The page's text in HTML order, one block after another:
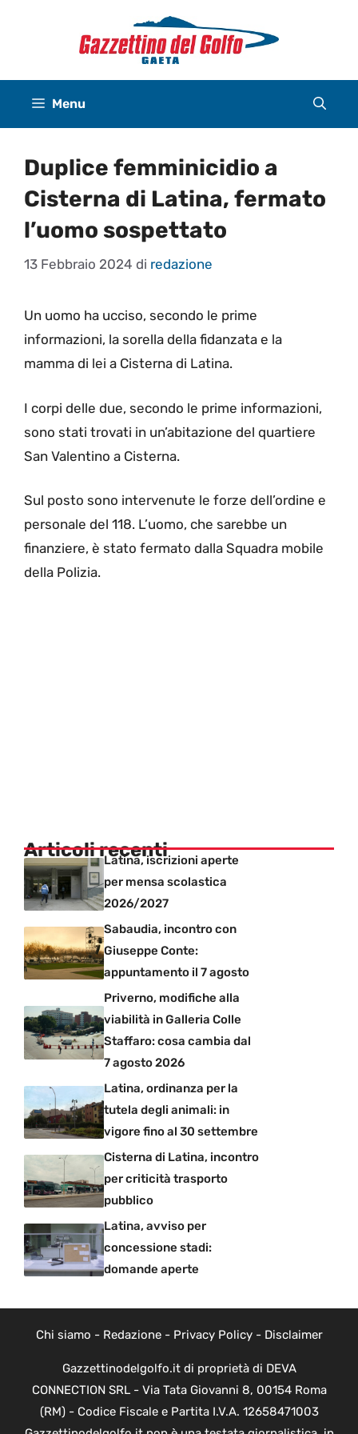
Menu
Duplice femminicidio a
Cisterna di Latina, fermato
l’uomo sospettato
13 Febbraio 2024 di redazione
Un uomo ha ucciso, secondo le prime
informazioni, la sorella della fidanzata e la
mamma di lei a Cisterna di Latina.
I corpi delle due, secondo le prime informazioni,
sono stati trovati in un’abitazione del quartiere
San Valentino a Cisterna.
Sul posto sono intervenute le forze dell’ordine e
personale del 118. L’uomo, che sarebbe un
finanziere, è stato fermato dalla Squadra mobile
della Polizia.
Articoli recentiLatina, iscrizioni aperte
per mensa scolastica
2026/2027
Sabaudia, incontro con
Giuseppe Conte:
appuntamento il 7 agosto
Priverno, modifiche alla
viabilità in Galleria Colle
Staffaro: cosa cambia dal
7 agosto 2026
Latina, ordinanza per la
tutela degli animali: in
vigore fino al 30 settembre
Cisterna di Latina, incontro
per criticità trasporto
pubblico
Latina, avviso per
concessione stadi:
domande aperte
Chi siamo - Redazione- Privacy Policy- Disclaimer
Gazzettinodelgolfo.it di proprietà di DEVA
CONNECTION SRL - Via Tata Giovanni 8, 00154 Roma
(RM) - Codice Fiscale e Partita I.V.A. 12658471003